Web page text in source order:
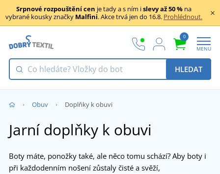
Srpnové rozpouštění cen je tady a s ním islevy až 50 % na
vybrané kousky značky Malfini. Akce trvá jen do 16.8. Prohlédnout.
0
MENU
HLEDAT
Obuv Doplňky k obuvi
Jarní doplňky k obuvi
Boty máte, ponožky také, ale něco tomu schází? Aby boty i
při každodenním nošení zůstaly čisté a svěží,